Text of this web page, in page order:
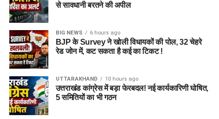
से सावधानी बरतने की अपील
BIG NEWS 6 hours ago
BJP के Survey ने खोली विधायकों की पोल, 32 चेहरे
रेड जोन में, कट सकता है कई का टिकट !
UTTARAKHAND 10 hours ago
उत्तराखंड कांग्रेस में बड़ा फेरबदल! नई कार्यकारिणी घोषित,
5 समितियों का भी गठन